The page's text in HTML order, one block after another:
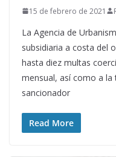
15 de febrero de 2021
La Agencia de
subsidiaria a costa del
hasta diez multas
mensual, así como a
sancionador
Read More